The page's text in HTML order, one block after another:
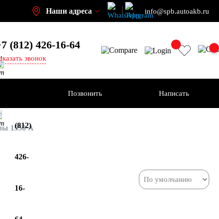
Наши адреса info@spb.autoakb.ru
(812) 426-16-64
звонок
(812)
426-
16-
Позвонить Написать
1550 А